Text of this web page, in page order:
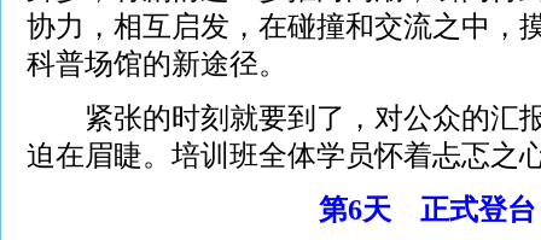
协力，相互启发，在碰撞和交流之中，
科普场馆的新途径。
紧张的时刻就要到了，对公众的汇
迫在眉睫。培训班全体学员怀着忐忑之
第6天 正式登台